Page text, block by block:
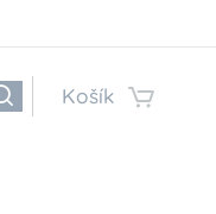
Košík